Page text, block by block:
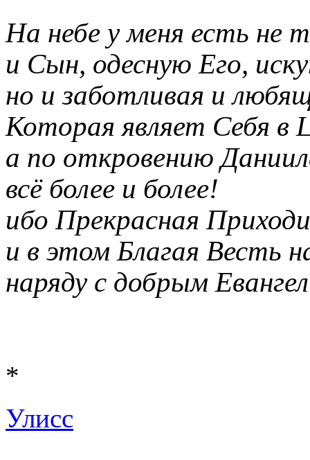
На небе у меня есть не
и Сын, одесную Его,
но и заботливая и
Которая являет Себя в
а по откровению
всё более и более!
ибо Прекрасная
и в этом Благая Весть
наряду с добрым
*
Улисс